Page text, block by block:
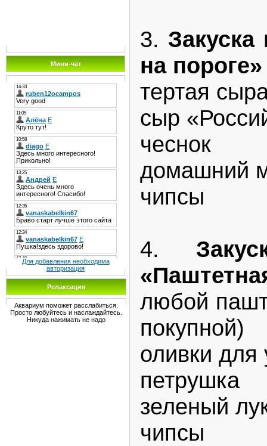
Мини-чат
Для добавления необходима
авторизация
Релаксация
Аквариум поможет расслабиться.
Просто любуйтесь и наслаждайтесь.
Никуда нажимать не надо
3. Закуска
на пороге»
тертая
сыр
чеснок
домашний
чипсы
4.
любой
покупной)
оливки
петрушка
зеленый
чипсы